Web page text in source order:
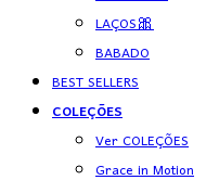
LAÇOS🎀
BABADO
BEST SELLERS
COLEÇÕES
Ver COLEÇÕES
Grace in Motion